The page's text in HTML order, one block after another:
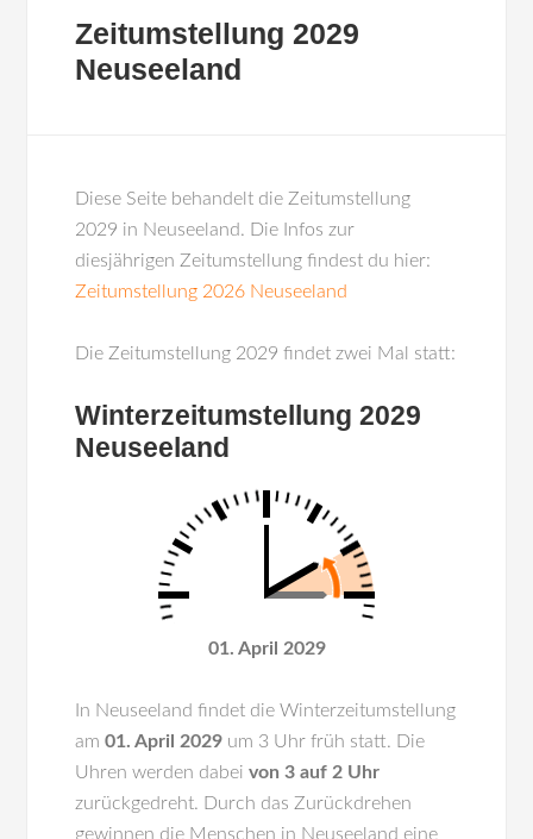
Zeitumstellung 2029
Neuseeland
Diese Seite behandelt die Zeitumstellung
2029 in Neuseeland. Die Infos zur
diesjährigen Zeitumstellung findest du hier:
Zeitumstellung 2026 Neuseeland
Die Zeitumstellung 2029 findet zwei Mal statt:
Winterzeitumstellung 2029
Neuseeland
01. April 2029
In Neuseeland findet die Winterzeitumstellung
am01. April 2029 um 3 Uhr früh statt. Die
Uhren werden dabeivon 3 auf 2 Uhr
zurückgedreht. Durch das Zurückdrehen
gewinnen die Menschen in Neuseeland eine